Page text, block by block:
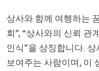
상사와 함께 여행하는
회”, “상사와의 신뢰 관
인식”을 상징합니다.
보여주는 사람이며, 이